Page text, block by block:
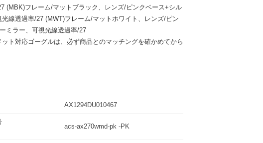
(MBK)フレーム/マットブラック、レンズ/ピンクベース+シル
線透過率/27 (MWT)フレーム/マットホワイト、レンズ/ピン
ミラー、可視光線透過率/27
ト対応ゴーグルは、必ず商品とのマッチングを確かめてから
AX1294DU010467
acs-ax270wmd-pk -PK